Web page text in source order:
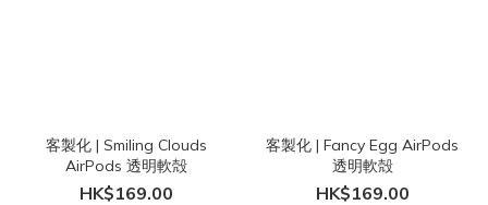
客製化 | Smiling Clouds
AirPods 透明軟殻
HK$169.00
客製化 | Fancy Egg AirPods
透明軟殻
HK$169.00